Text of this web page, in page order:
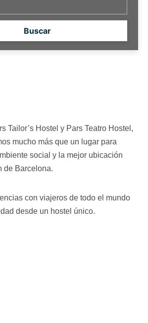
Buscar
Tailor’s Hostel y Pars Teatro Hostel,
mucho más que un lugar para
social y la mejor ubicación
de Barcelona.
con viajeros de todo el mundo
desde un hostel único.